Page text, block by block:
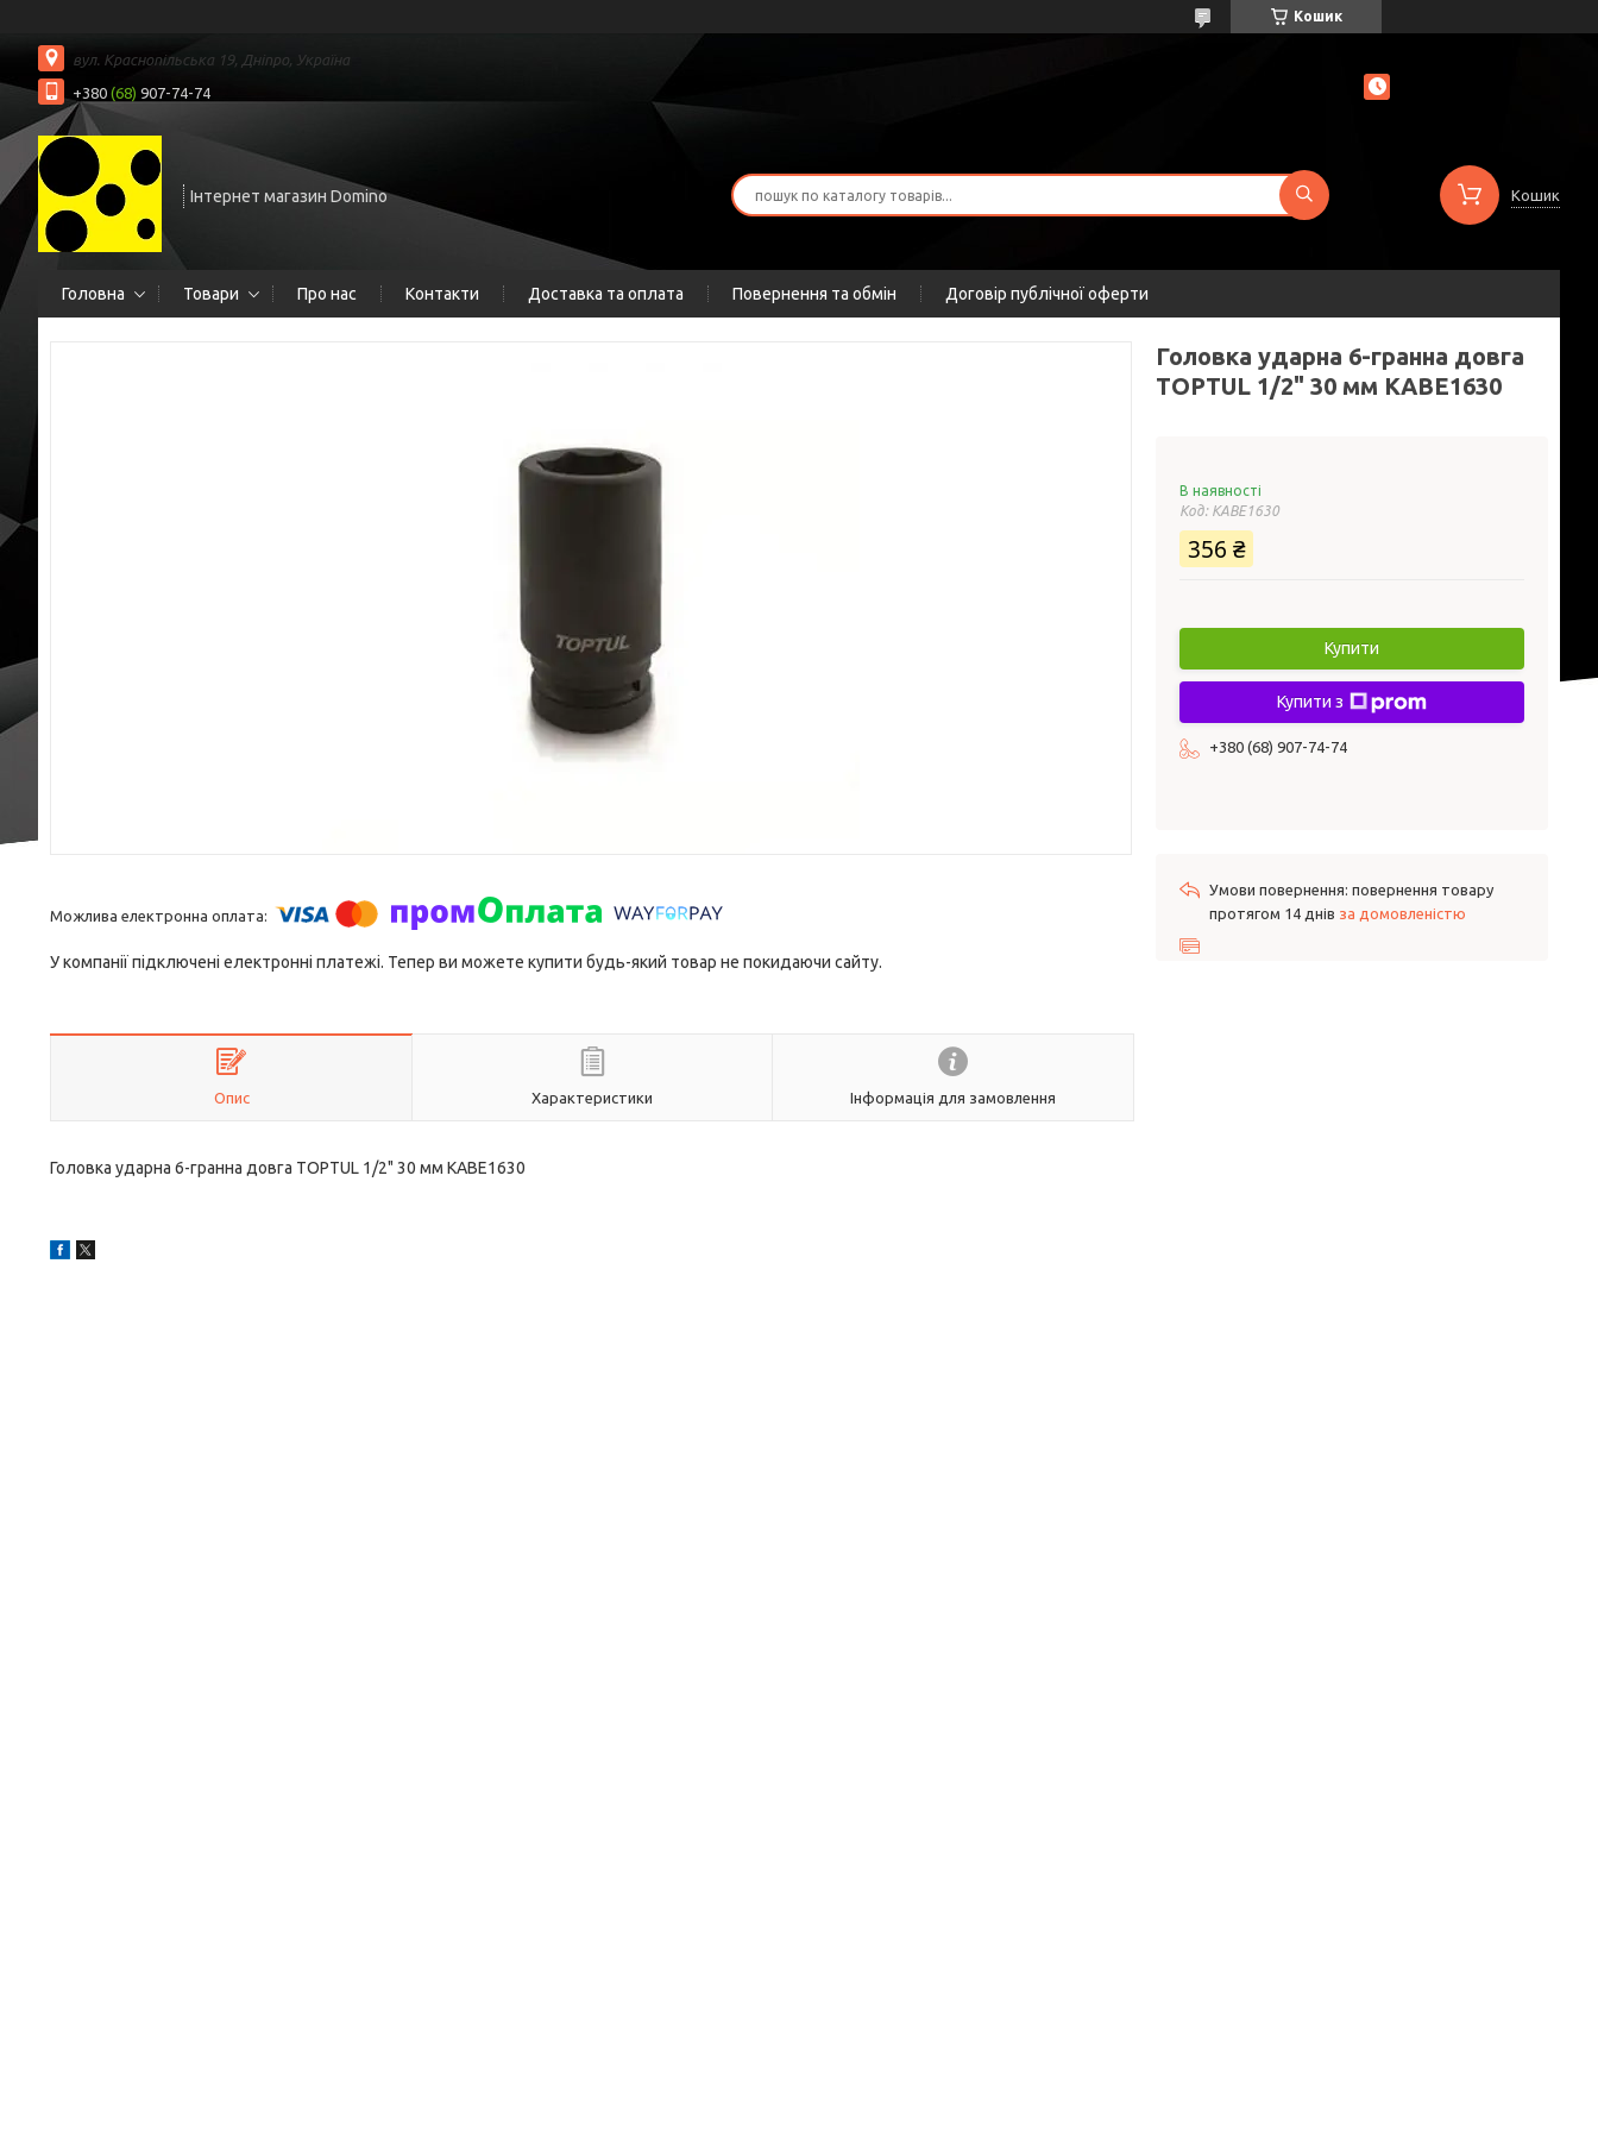
Кошик
вул. Краснопільська 19, Дніпро, Україна
+380 (68) 907-74-74
Інтернет магазин Domino Кошик
Головна Товари Про нас Контакти Доставка та оплата Повернення та обмін Договір публічної оферти
У компанії підключені електронні платежі. Тепер ви можете купити будь-який товар не покидаючи сайту.
Опис Характеристики Інформація для замовлення
Головка ударна 6-гранна довга TOPTUL 1/2" 30 мм KABE1630
Головка ударна 6-гранна довга
TOPTUL 1/2" 30 мм KABE1630
В наявності
Код: KABE1630
356 ₴
Купити
Купити з
+380 (68) 907-74-74
повернення товару
протягом 14 днів за домовленістю